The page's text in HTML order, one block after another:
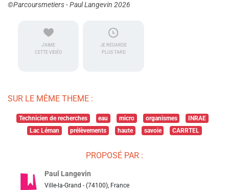
©Parcoursmetiers - Paul Langevin 2026
J'AIME
CETTE VIDÉO
JE REGARDE
PLUS TARD
SUR LE MÊME THEME :
Technicien de recherches eau micro organismes
INRAE
Lac Léman
prélèvements haute savoie CARRTEL
PROPOSÉ PAR :
Paul Langevin
Ville-la-Grand - (74100), France